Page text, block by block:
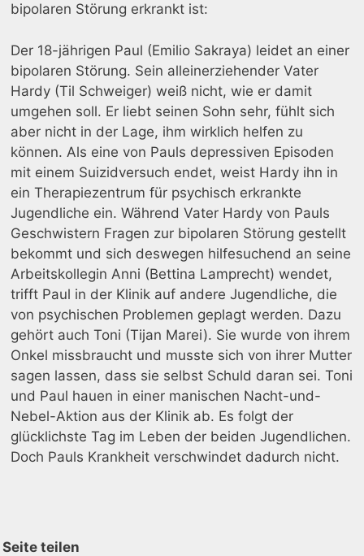
bipolaren Störung erkrankt ist:
Der 18-jährigen Paul (Emilio Sakraya) leidet an einer
bipolaren Störung. Sein alleinerziehender Vater
Hardy (Til Schweiger) weiß nicht, wie er damit
umgehen soll. Er liebt seinen Sohn sehr, fühlt sich
aber nicht in der Lage, ihm wirklich helfen zu
können. Als eine von Pauls depressiven Episoden
mit einem Suizidversuch endet, weist Hardy ihn in
ein Therapiezentrum für psychisch erkrankte
Jugendliche ein. Während Vater Hardy von Pauls
Geschwistern Fragen zur bipolaren Störung gestellt
bekommt und sich deswegen hilfesuchend an seine
Arbeitskollegin Anni (Bettina Lamprecht) wendet,
trifft Paul in der Klinik auf andere Jugendliche, die
von psychischen Problemen geplagt werden. Dazu
gehört auch Toni (Tijan Marei). Sie wurde von ihrem
Onkel missbraucht und musste sich von ihrer Mutter
sagen lassen, dass sie selbst Schuld daran sei. Toni
und Paul hauen in einer manischen Nacht-und-
Nebel-Aktion aus der Klinik ab. Es folgt der
glücklichste Tag im Leben der beiden Jugendlichen.
Doch Pauls Krankheit verschwindet dadurch nicht.
Seite teilen